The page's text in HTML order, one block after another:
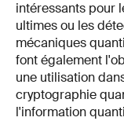
intéressants pour
ultimes ou les
mécaniques
font également
une utilisation
cryptographie
l'information